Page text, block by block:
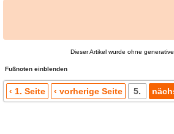
Dieser Artikel wurde ohne
Fußnoten
‹ 1. Seite ‹ vorherige Seite 5.